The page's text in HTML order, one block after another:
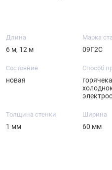
Длина
6 м, 12 м
Марка
09Г2С
Состояние
новая
Способ
Толщина стенки
1 мм
Ширина
60 мм